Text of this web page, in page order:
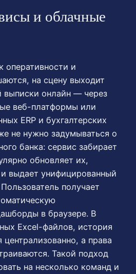
и облачные
оперативности и
на сцену выходит
выписки онлайн — через
веб-платформы или
ERP и бухгалтерских
не нужно задумываться о
банка: сервис забирает
обновляет их,
выдает унифицированный
получает
в браузере. В
Excel-файлов, история
централизованно, а права
Такой подход
на несколько команд и